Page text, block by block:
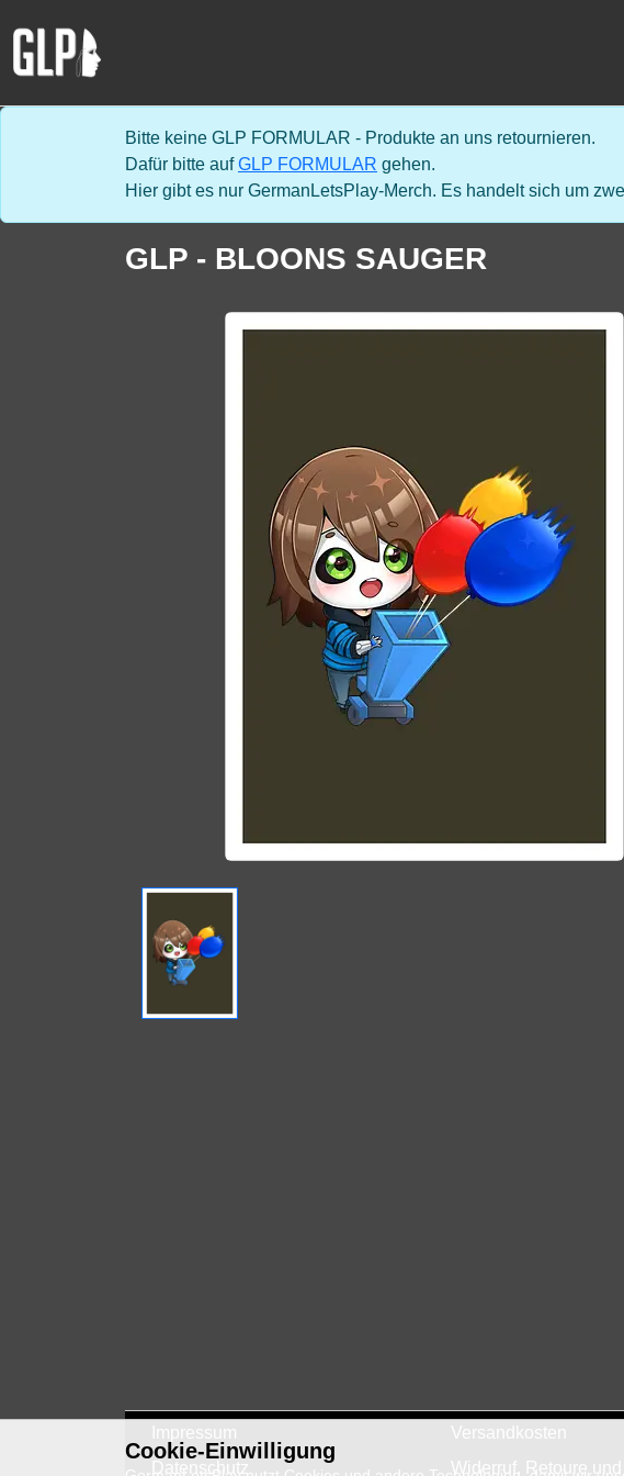
Bitte keine GLP FORMULAR - Produkte an uns retournieren.
Dafür bitte aufGLP FORMULAR gehen.
Hier gibt es nur GermanLetsPlay-Merch. Es handelt sich um
GLP - BLOONS SAUGER
Impressum
Datenschutz
Versandkosten
Widerruf, Retoure
Cookie-Einwilligung